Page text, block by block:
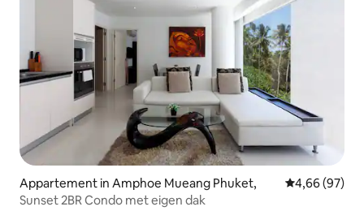
Appartement in Amphoe Mueang Phuket, Gemiddelde
4,66 (97)
Sunset 2BR Condo met eigen dak